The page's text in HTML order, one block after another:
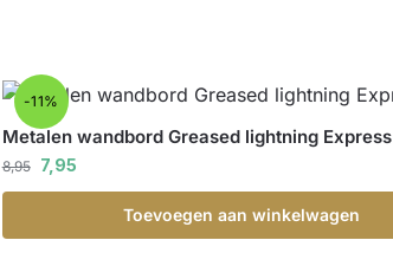
-11%
Metalen wandbord Greased lightning Express
8,95 7,95
Toevoegen aan winkelwagen